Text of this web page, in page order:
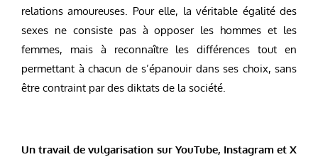
relations amoureuses. Pour elle, la véritable égalité des
sexes ne consiste pas à opposer les hommes et les
femmes, mais à reconnaître les différences tout en
permettant à chacun de s’épanouir dans ses choix, sans
être contraint par des diktats de la société.
Un travail de vulgarisation sur YouTube, Instagram et X